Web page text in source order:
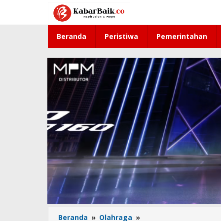
konten
Beranda Peristiwa Pemerintahan
Beranda » Olahraga »